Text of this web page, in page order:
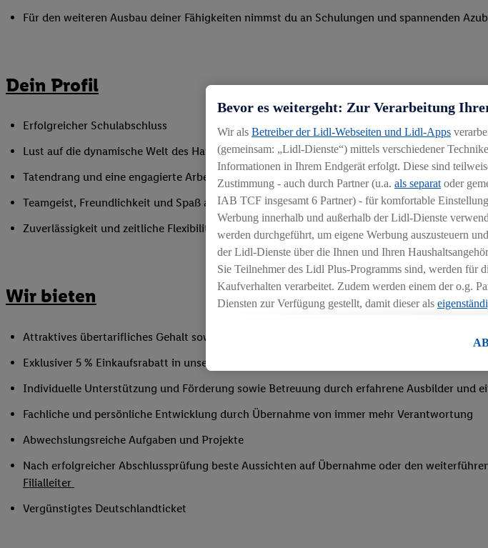
Für den weiteren Ausbau deiner Fähigkeiten nimmst du an Schulungen und spannenden
Dein Profil
Erfolgreicher Schulabschluss
Lust auf die dynamische Welt des Handels
Tatendrang und eine engagierte Arbeitsweise
Teamgeist, Freundlichkeit und Spaß am Umgang mit Menschen
Zuverlässigkeit und zeitliche Flexibilität innerhalb der Öffnungszeiten deiner Filiale
Wir bieten
Attraktives übertarifliches Gehalt sowie Urlaubs- und Weihnachtsgeld
Exklusiver 5 % Einkaufsrabatt in unseren Filialen
Individuelle Unterstützung und Förderung sowie Betreuung durch erfahrene Ausbilder und
Fachliche und persönliche Entwicklung durch Übernahme von immer mehr Verantwortung
Abwechslungsreiche Aufgaben und Projekte
Nach erfolgreicher Abschlussprüfung beste Aussichten auf Übernahme oder den
Filialleiter
Vergünstigtes Deutschlandticket
Bevor es weitergeht: Zur Verarbeitung
Wir als Betreiber der Lidl-Webseiten und Lidl-Apps
(gemeinsam: „Lidl-Dienste“) mittels verschiedener
Informationen in Ihrem Endgerät erfolgt. Diese sind
Zustimmung - auch durch Partner (u.a. als separat oder
IAB TCF insgesamt 6 Partner) - für komfortable
Werbung innerhalb und außerhalb der Lidl-Dienste
werden durchgeführt, um eigene Werbung auszusteuern
der Lidl-Dienste über die Ihnen und Ihren
Sie Teilnehmer des Lidl Plus-Programms sind, werden für
Kaufverhalten verarbeitet. Zudem werden einem der o.g.
Diensten zur Verfügung gestellt, damit dieser als
Die Erstellung personalisierter Werbung basiert auf der
angereicherten Profilen. Dies umfasst die
Ihr Kaufverhalten in den Lidl-Diensten, Informationen aus
sowie Ihre genauen Standortdaten) auch über
Speichern von und/ oder dem Zugriff auf Informationen
(sogenannten Segmenten). Im Zusammenhang mit dem
zur Leistungs-/ Erfolgsmessung der Werbung, zur
zur technischen Sicherung und Optimierung dieser
Sofern Sie hier Ihre Zustimmung dazu erteilen und